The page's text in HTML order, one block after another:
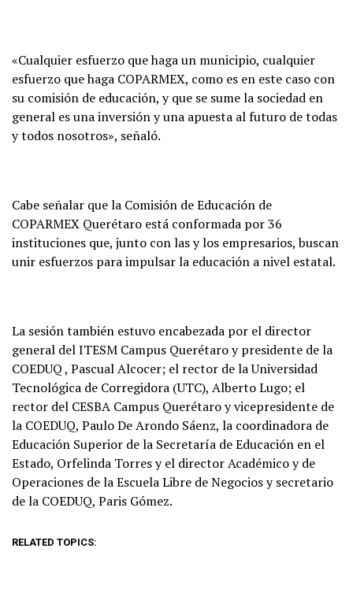
«Cualquier esfuerzo que haga un municipio, cualquier
esfuerzo que haga COPARMEX, como es en este caso con
su comisión de educación, y que se sume la sociedad en
general es una inversión y una apuesta al futuro de todas
y todos nosotros», señaló.
Cabe señalar que la Comisión de Educación de
COPARMEX Querétaro está conformada por 36
instituciones que, junto con las y los empresarios, buscan
unir esfuerzos para impulsar la educación a nivel estatal.
La sesión también estuvo encabezada por el director
general del ITESM Campus Querétaro y presidente de la
COEDUQ , Pascual Alcocer; el rector de la Universidad
Tecnológica de Corregidora (UTC), Alberto Lugo; el
rector del CESBA Campus Querétaro y vicepresidente de
la COEDUQ, Paulo De Arondo Sáenz, la coordinadora de
Educación Superior de la Secretaría de Educación en el
Estado, Orfelinda Torres y el director Académico y de
Operaciones de la Escuela Libre de Negocios y secretario
de la COEDUQ, Paris Gómez.
RELATED TOPICS: